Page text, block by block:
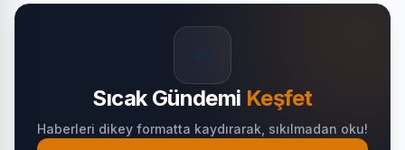
Sıcak Gündemi Keşfet
Haberleri dikey formatta kaydırarak, sıkılmadan oku!